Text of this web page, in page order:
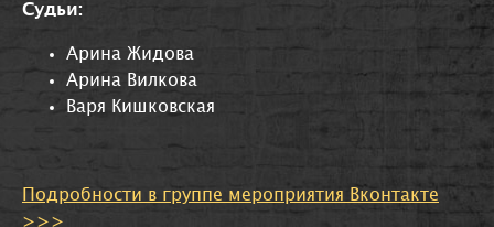
Судьи:
Арина Жидова
Арина Вилкова
Варя Кишковская
Подробности в группе мероприятия Вконтакте
>>>